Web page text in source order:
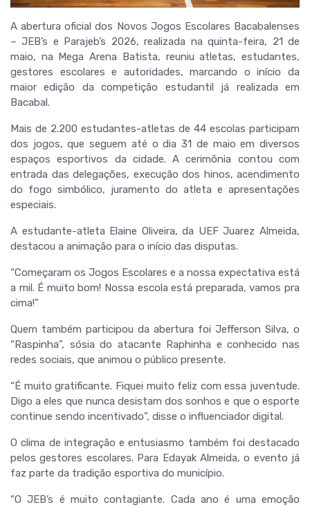
A abertura oficial dos Novos Jogos Escolares Bacabalenses
– JEB’s e Parajeb’s 2026, realizada na quinta-feira, 21 de
maio, na Mega Arena Batista, reuniu atletas, estudantes,
gestores escolares e autoridades, marcando o início da
maior edição da competição estudantil já realizada em
Bacabal.
Mais de 2.200 estudantes-atletas de 44 escolas participam
dos jogos, que seguem até o dia 31 de maio em diversos
espaços esportivos da cidade. A cerimônia contou com
entrada das delegações, execução dos hinos, acendimento
do fogo simbólico, juramento do atleta e apresentações
especiais.
A estudante-atleta Elaine Oliveira, da UEF Juarez Almeida,
destacou a animação para o início das disputas.
“Começaram os Jogos Escolares e a nossa expectativa está
a mil. É muito bom! Nossa escola está preparada, vamos pra
cima!”
Quem também participou da abertura foi Jefferson Silva, o
“Raspinha”, sósia do atacante Raphinha e conhecido nas
redes sociais, que animou o público presente.
“É muito gratificante. Fiquei muito feliz com essa juventude.
Digo a eles que nunca desistam dos sonhos e que o esporte
continue sendo incentivado”, disse o influenciador digital.
O clima de integração e entusiasmo também foi destacado
pelos gestores escolares. Para Edayak Almeida, o evento já
faz parte da tradição esportiva do município.
“O JEB’s é muito contagiante. Cada ano é uma emoção